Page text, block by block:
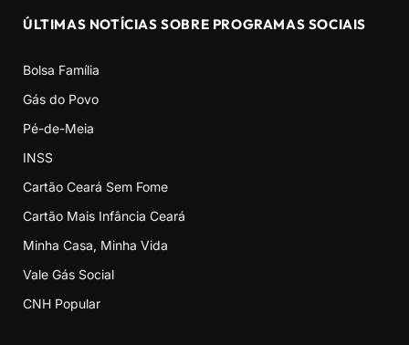
ÚLTIMAS NOTÍCIAS SOBRE PROGRAMAS SOCIAIS
Bolsa Família
Gás do Povo
Pé-de-Meia
INSS
Cartão Ceará Sem Fome
Cartão Mais Infância Ceará
Minha Casa, Minha Vida
Vale Gás Social
CNH Popular